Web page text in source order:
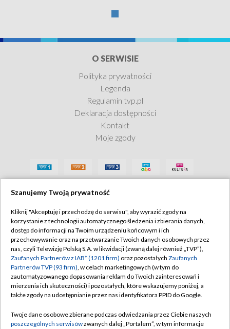
O SERWISIE
Polityka prywatności
Legenda
Regulamin tvp.pl
Deklaracja dostępności
Kontakt
Moje zgody
Szanujemy Twoją prywatność
Kliknij "Akceptuję i przechodzę do serwisu", aby wyrazić zgody na
korzystanie z technologii automatycznego śledzenia i zbierania danych,
dostęp do informacji na Twoim urządzeniu końcowym i ich
przechowywanie oraz na przetwarzanie Twoich danych osobowych przez
nas, czyli Telewizję Polską S.A. w likwidacji (zwaną dalej również „TVP”),
Zaufanych Partnerów z IAB* (1201 firm) oraz pozostałych Zaufanych
Partnerów TVP (93 firm), w celach marketingowych (w tym do
zautomatyzowanego dopasowania reklam do Twoich zainteresowań i
mierzenia ich skuteczności) i pozostałych, które wskazujemy poniżej, a
także zgody na udostępnianie przez nas identyfikatora PPID do Google.
Twoje dane osobowe zbierane podczas odwiedzania przez Ciebie naszych
poszczególnych serwisówzwanych dalej „Portalem”, w tym informacje